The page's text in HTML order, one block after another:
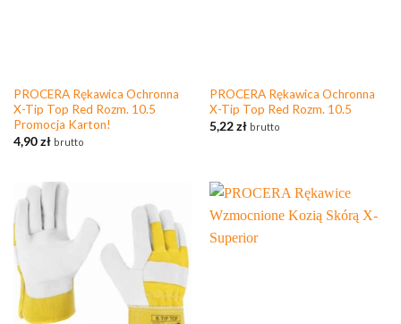
PROCERA Rękawica Ochronna
X-Tip Top Red Rozm. 10.5
Promocja Karton!
4,90zł brutto
PROCERA Rękawica Ochronna
X-Tip Top Red Rozm. 10.5
5,22zł brutto